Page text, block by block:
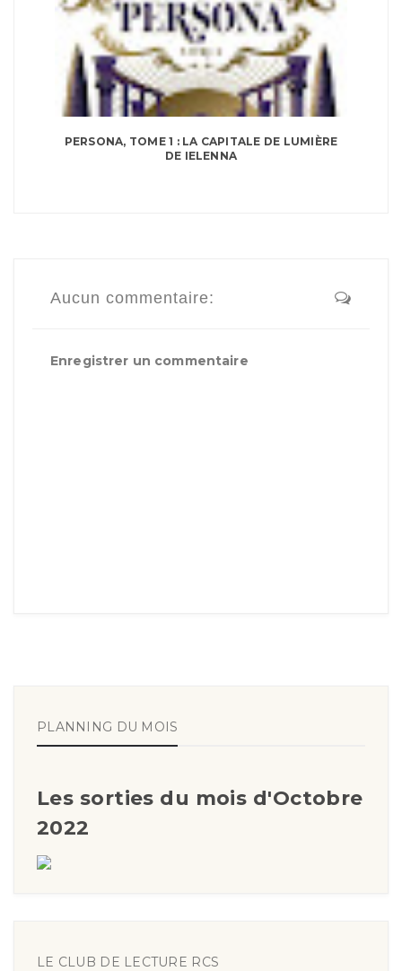
PERSONA, TOME 1 : LA CAPITALE DE LUMIÈRE
DE IELENNA
Aucun commentaire:
Enregistrer un commentaire
PLANNING DU MOIS
Les sorties du mois d'Octobre
2022
LE CLUB DE LECTURE RCS